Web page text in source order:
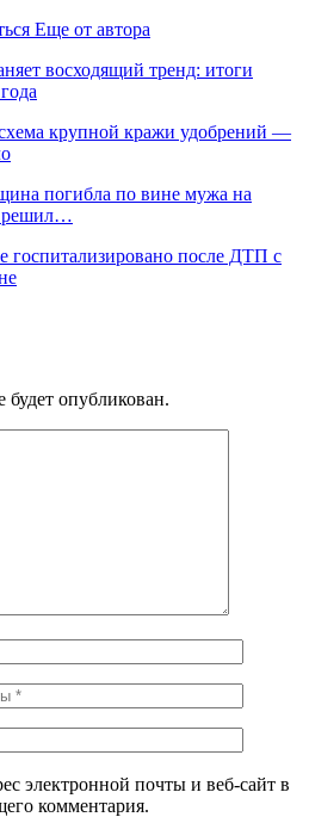
Еще от автора
восходящий тренд: итоги
крупной кражи удобрений —
погибла по вине мужа на
решил…
госпитализировано после ДТП с
опубликован.
электронной почты и веб-сайт в
комментария.